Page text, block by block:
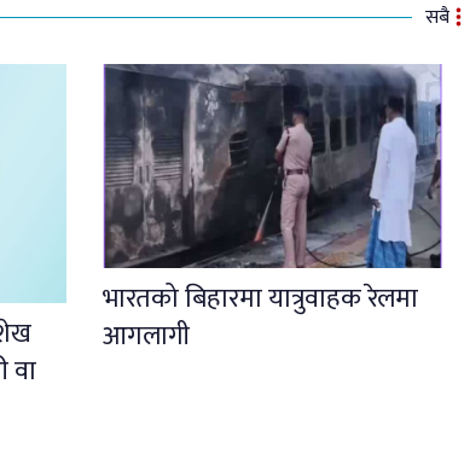
सबै
वा
भारतको बिहारमा यात्रुवाहक रेलमा
आगलागी